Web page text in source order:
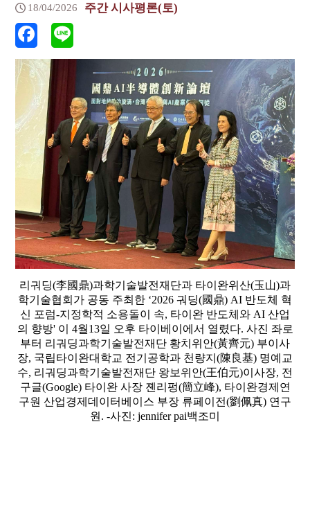
18/04/2026 주간 시사평론(토)
리궈딩(李國鼎)과학기술발전재단과 타이완위산(玉山)과
학기술협회가 공동 주최한 ‘2026 궈딩(國鼎) AI 반도체 혁
신 포럼-지정학적 소용돌이 속, 타이완 반도체와 AI 산업
의 향방' 이 4월13일 오후 타이베이에서 열렸다. 사진 좌로
부터 리궈딩과학기술발전재단 황치위안(黃齊元) 부이사
장, 국립타이완대학교 전기공학과 천량지(陳良基) 명예교
수, 리궈딩과학기술발전재단 왕보위안(王伯元)이사장, 전
구글(Google) 타이완 사장 졘리펑(簡立峰), 타이완경제연
구원 산업경제데이터베이스 부장 류페이전(劉佩真) 연구
원. -사진: jennifer pai백조미